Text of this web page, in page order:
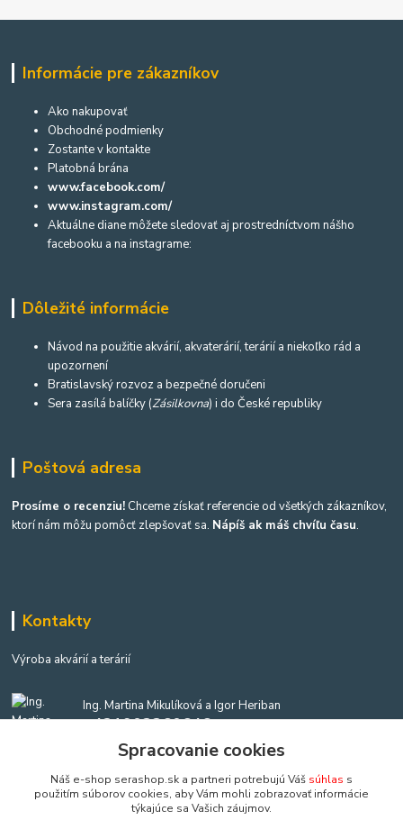
Informácie pre zákazníkov
Ako nakupovať
Obchodné podmienky
Zostante v kontakte
Platobná brána
www.facebook.com/
www.instagram.com/
Aktuálne diane môžete sledovať aj prostredníctvom nášho
facebooku a na instagrame:
Dôležité informácie
Návod na použitie akvárií, akvaterárií, terárií a niekoľko rád a
upozornení
Bratislavský rozvoz a bezpečné doručeni
Sera zasílá balíčky (Zásilkovna) i do České republiky
Poštová adresa
Prosíme o recenziu! Chceme získať referencie od všetkých zákazníkov,
ktorí nám môžu pomôcť zlepšovať sa. Nápíš ak máš chvíľu času.
Kontakty
Výroba akvárií a terárií
Ing. Martina Mikulíková a Igor Heriban
+421903360646
(Po-Pia, 8-16 hod.)
akvaria@akvaria.sk
Spracovanie cookies
Náš e-shop serashop.sk a partneri potrebujú Váš súhlas s
použitím súborov cookies, aby Vám mohli zobrazovať informácie
týkajúce sa Vašich záujmov.